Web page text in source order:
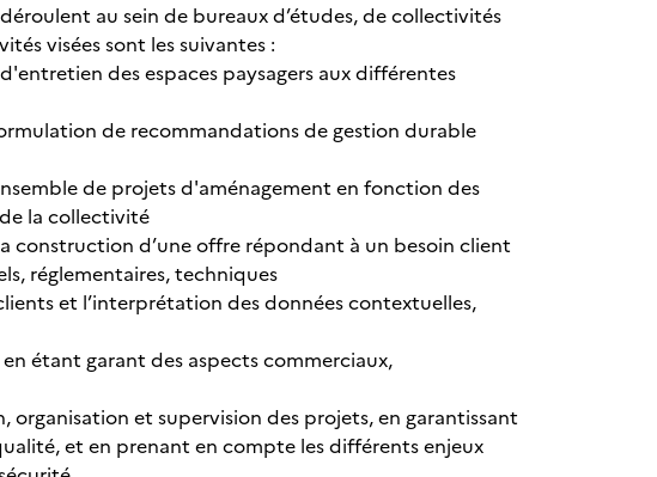
au sein de bureaux d’études, de collectivités
visées sont les suivantes :
des espaces paysagers aux différentes
de recommandations de gestion durable
de projets d'aménagement en fonction des
la collectivité
construction d’une offre répondant à un besoin client
réglementaires, techniques
et l’interprétation des données contextuelles,
étant garant des aspects commerciaux,
et supervision des projets, en garantissant
et en prenant en compte les différents enjeux